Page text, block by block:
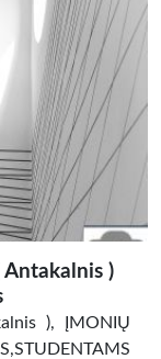
Antakalnis )
), ĮMONIŲ